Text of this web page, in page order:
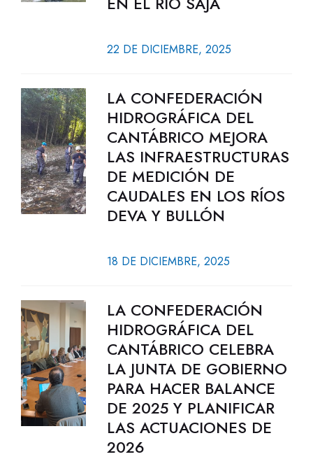
22 DE DICIEMBRE, 2025
LA CONFEDERACIÓN
HIDROGRÁFICA DEL
CANTÁBRICO MEJORA
LAS INFRAESTRUCTURAS
DE MEDICIÓN DE
CAUDALES EN LOS RÍOS
DEVA Y BULLÓN
18 DE DICIEMBRE, 2025
LA CONFEDERACIÓN
HIDROGRÁFICA DEL
CANTÁBRICO CELEBRA
LA JUNTA DE GOBIERNO
PARA HACER BALANCE
DE 2025 Y PLANIFICAR
LAS ACTUACIONES DE
2026